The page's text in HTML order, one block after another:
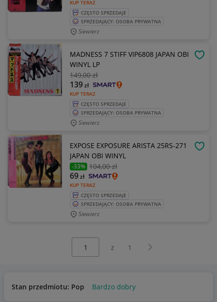
KUP TERAZ
CZĘSTO SPRZEDAJE
SPRZEDAJĄCY: OSOBA PRYWATNA
Siewierz
MADNESS 7 STIFF VIP6808 JAPAN OBI
WINYL LP
149,00 zł
KUP TERAZ
139zł
CZĘSTO SPRZEDAJE
SPRZEDAJĄCY: OSOBA PRYWATNA
Siewierz
EXPOSE EXPOSURE ARISTA 25RS-271
JAPAN OBI WINYL
-33% 104,00 zł
KUP TERAZ
69zł
CZĘSTO SPRZEDAJE
SPRZEDAJĄCY: OSOBA PRYWATNA
Siewierz
z 1 Następna strona
Stan przedmiotu: Pop Bardzo dobry